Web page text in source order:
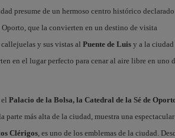
presume de un hermoso centro histórico declarado
que la convierten en un destino de visita
y sus vistas al Puente de Luisy a la ciudad
en el lugar perfecto para cenar al aire libre en uno
Palacio de la Bolsa, la Catedral de la Sé de
parte más alta de la ciudad, muestra una espectacular
Clérigos, es uno de los emblemas de la ciudad.